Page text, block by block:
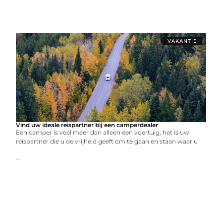
VAKANTIE
Vind uw ideale reispartner bij een camperdealer
Een camper is veel meer dan alleen een voertuig; het is uw
reispartner die u de vrijheid geeft om te gaan en staan waar u
...